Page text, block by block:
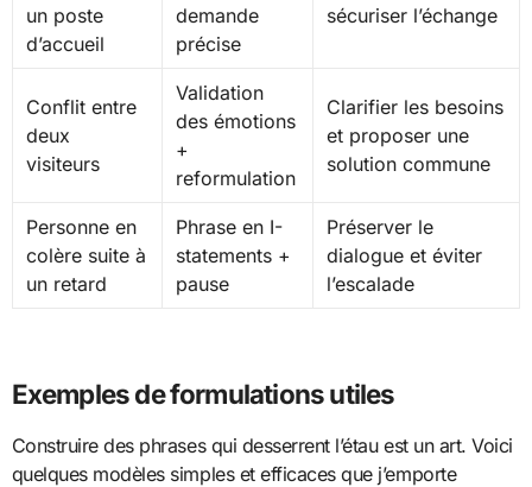
un poste
d’accueil
demande
précise
sécuriser l’échange
Conflit entre
deux
visiteurs
Validation
des émotions
+
reformulation
Clarifier les besoins
et proposer une
solution commune
Personne en
colère suite à
un retard
Phrase en I-
statements +
pause
Préserver le
dialogue et éviter
l’escalade
Exemples de formulations utiles
Construire des phrases qui desserrent l’étau est un art. Voici
quelques modèles simples et efficaces que j’emporte